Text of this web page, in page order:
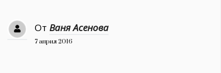
Дизайн
От Ваня Асенова
7 април 2016